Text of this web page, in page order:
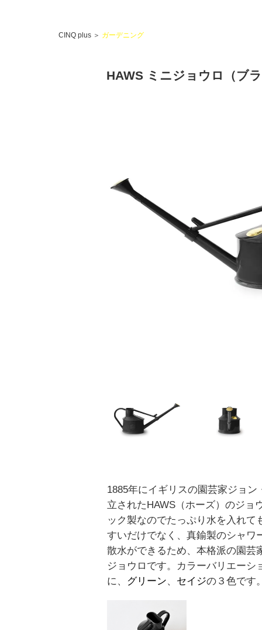
CINQ plus ＞ ガーデニング
HAWS ミニジョウロ（ブ
1885年にイギリスの園芸家ジョン
立されたHAWS（ホーズ）のジョ
ック製なのでたっぷり水を入れて
すいだけでなく、真鍮製のシャワ
散水ができるため、本格派の園芸
ジョウロです。カラーバリエーシ
に、
グリーン、 セイジの３色です